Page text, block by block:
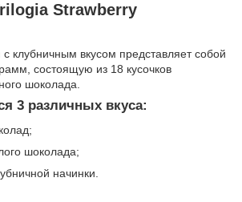
Strawberry
клубничным вкусом представляет собой
состоящую из 18 кусочков
шоколада.
3 различных вкуса:
шоколада;
начинки.